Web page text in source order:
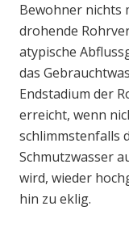
Bewohner nichts
drohende
atypische
das
Endstadium der
erreicht, wenn
schlimmstenfalls
Schmutzwasser
wird, wieder
hin zu eklig.